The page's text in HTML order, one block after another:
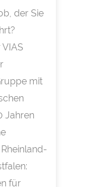
der Sie
mit
Jahren
für